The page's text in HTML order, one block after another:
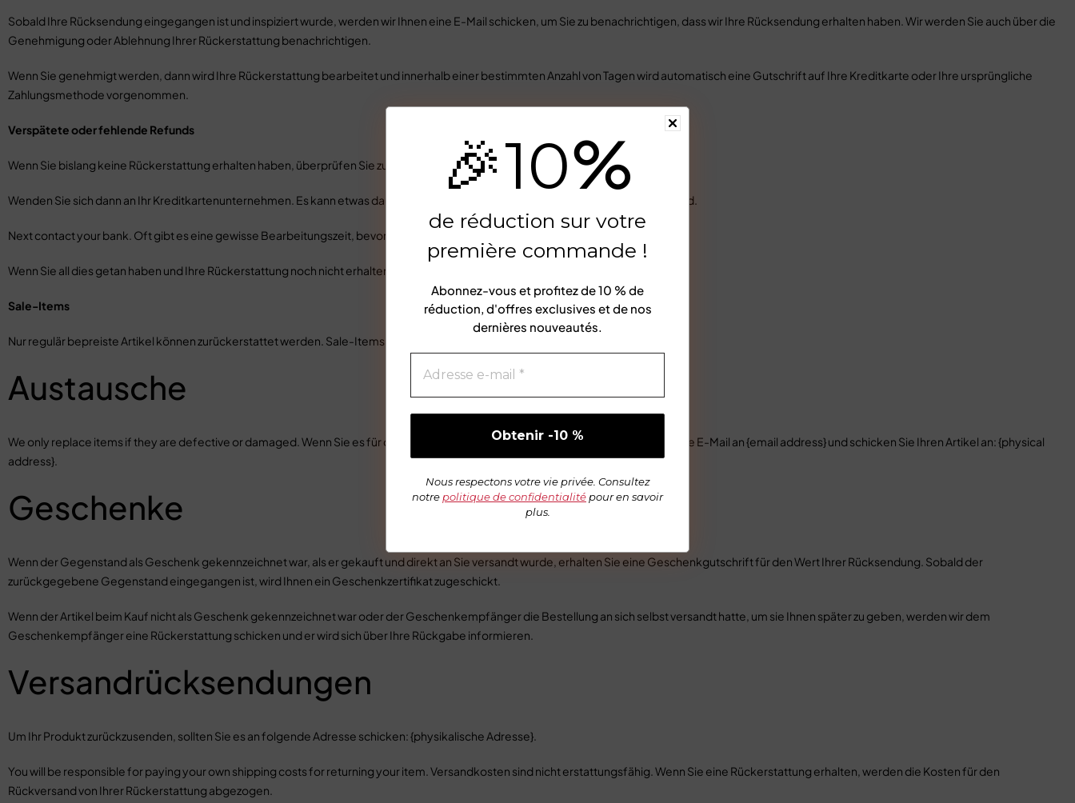
Sobald Ihre Rücksendung eingegangen ist und inspiziert wurde, werden wir Ihnen eine E-Mail schicken, um Sie zu benachrichtigen, dass wir Ihre Rücksendung erhalten haben. Wir werden Sie auch über die
Genehmigung oder Ablehnung Ihrer Rückerstattung benachrichtigen.
Wenn Sie genehmigt werden, dann wird Ihre Rückerstattung bearbeitet und innerhalb einer bestimmten Anzahl von Tagen wird automatisch eine Gutschrift auf Ihre Kreditkarte oder Ihre ursprüngliche
Zahlungsmethode vorgenommen.
Verspätete oder fehlende Refunds
Wenn Sie bislang keine Rückerstattung erhalten haben, überprüfen Sie zunächst noch einmal Ihr Bankkonto.
Wenden Sie sich dann an Ihr Kreditkartenunternehmen. Es kann etwas dauern, bis Ihre Rückerstattung offiziell bekannt gegeben wird.
Next contact your bank. Oft gibt es eine gewisse Bearbeitungszeit, bevor eine Rückerstattung gebucht wird.
Wenn Sie all dies getan haben und Ihre Rückerstattung noch nicht erhalten haben, kontaktieren Sie uns bitte unter {email address}.
Sale-Items
Nur regulär bepreiste Artikel können zurückerstattet werden. Sale-Items können nicht rückerstattet werden.
Austausche
We only replace items if they are defective or damaged. Wenn Sie es für denselben Artikel austauschen müssen, senden Sie uns eine E-Mail an {email address} und schicken Sie Ihren Artikel an: {physical
address}.
Geschenke
Wenn der Gegenstand als Geschenk gekennzeichnet war, als er gekauft und direkt an Sie versandt wurde, erhalten Sie eine Geschenkgutschrift für den Wert Ihrer Rücksendung. Sobald der
zurückgegebene Gegenstand eingegangen ist, wird Ihnen ein Geschenkzertifikat zugeschickt.
Wenn der Artikel beim Kauf nicht als Geschenk gekennzeichnet war oder der Geschenkempfänger die Bestellung an sich selbst versandt hatte, um sie Ihnen später zu geben, werden wir dem
Geschenkempfänger eine Rückerstattung schicken und er wird sich über Ihre Rückgabe informieren.
Versandrücksendungen
Um Ihr Produkt zurückzusenden, sollten Sie es an folgende Adresse schicken: {physikalische Adresse}.
You will be responsible for paying your own shipping costs for returning your item. Versandkosten sind nicht erstattungsfähig. Wenn Sie eine Rückerstattung erhalten, werden die Kosten für den
Rückversand von Ihrer Rückerstattung abgezogen.
🎉10%
de réduction sur votre
première commande !
Abonnez-vous et profitez de10 % de
réduction , d'offres exclusives et de nos
dernières nouveautés.
Nous respectons votre vie privée. Consultez
notre politique de confidentialité pour en savoir
plus.